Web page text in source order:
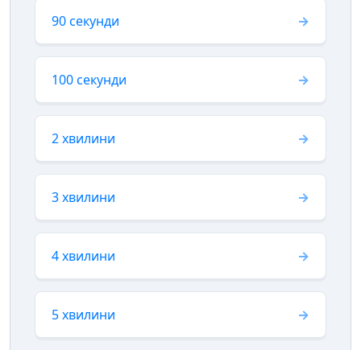
90 секунди
100 секунди
2 хвилини
3 хвилини
4 хвилини
5 хвилини